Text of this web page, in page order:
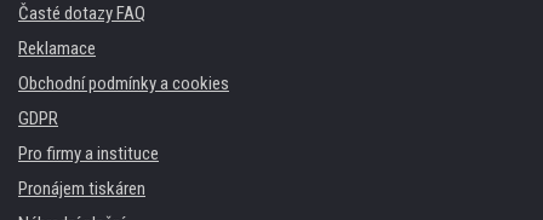
Časté dotazy FAQ
Reklamace
Obchodní podmínky a cookies
GDPR
Pro firmy a instituce
Pronájem tiskáren